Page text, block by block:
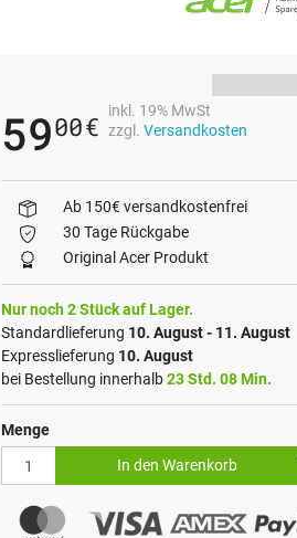
5900€
inkl. 19% MwSt
zzgl. Versandkosten
Ab 150€ versandkostenfrei
30 Tage Rückgabe
Original Acer Produkt
Nur noch 2 Stück auf Lager.
Standardlieferung 10. August - 11. August
Expresslieferung 10. August
bei Bestellung innerhalb23 Std. 08 Min.
Menge
In den Warenkorb